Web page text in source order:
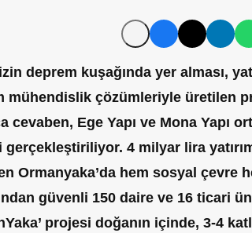
deprem kuşağında yer alması,
mühendislik çözümleriyle üretilen
cevaben, Ege Yapı ve Mona Yapı
gerçekleştiriliyor. 4 milyar lira
Ormanyaka’da hem sosyal çevre
güvenli 150 daire ve 16 ticari
projesi doğanın içinde, 3-4